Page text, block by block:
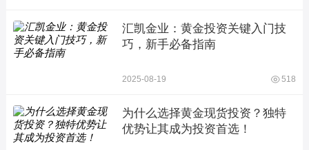
汇凯金业：黄金投资关键入门技
巧，新手必备指南
2025-08-19 518
为什么选择黄金现货投资？独特
优势让其成为投资首选！